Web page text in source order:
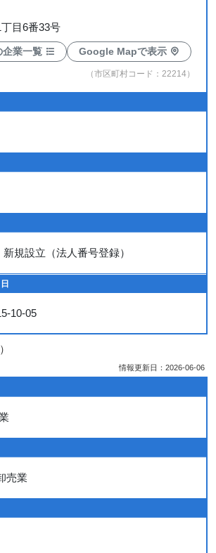
目6番33号
企業一覧 Google Mapで表示
（市区町村コード：22214）
規設立（法人番号登録）
10-05
情報更新日：2026-06-06
売業